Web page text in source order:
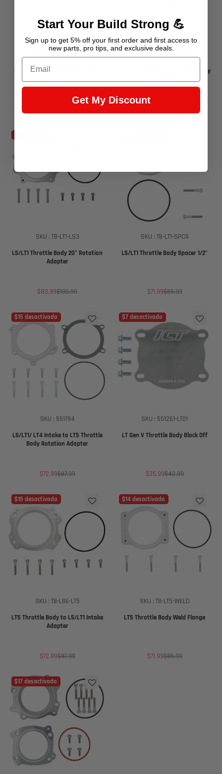
SKU : TB-LT1-WELD
LS/LT1 87mm Throttle Body Weld
Flange
de regular
LS/LT1 Intake to L83 Throttle Body
Adapter
de regular
SKU : TB-LT1-LS3
LS/LT1 Throttle Body 20° Rotation
Adapter
Precio
de
$83.99Precio
regular
$100.99
SKU : TB-LT1-SPCR
LS/LT1 Throttle Body Spacer 1/2"
Precio
de
$71.99Precio
regular
$85.99
$15 desactivado
SKU : 551794
LS/LT1/ LT4 Intake to LT5 Throttle
Body Rotation Adapter
Precio
de
$72.99Precio
regular
$87.99
$7 desactivado
SKU : 551261-LT01
LT Gen V Throttle Body Block Off
Precio
de
$35.99Precio
regular
$42.99
$15 desactivado
SKU : TB-L86-LT5
LT5 Throttle Body to LS/LT1 Intake
Adapter
Precio
de
$72.99Precio
regular
$87.99
$14 desactivado
SKU : TB-LT5-WELD
LT5 Throttle Body Weld Flange
Precio
de
$71.99Precio
regular
$85.99
$17 desactivado
Start Your Build Strong 💪
Sign up to get 5% off your first order and first access to
new parts, pro tips, and exclusive deals.
Email
Get My Discount